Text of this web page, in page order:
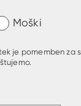
Moški
je pomemben